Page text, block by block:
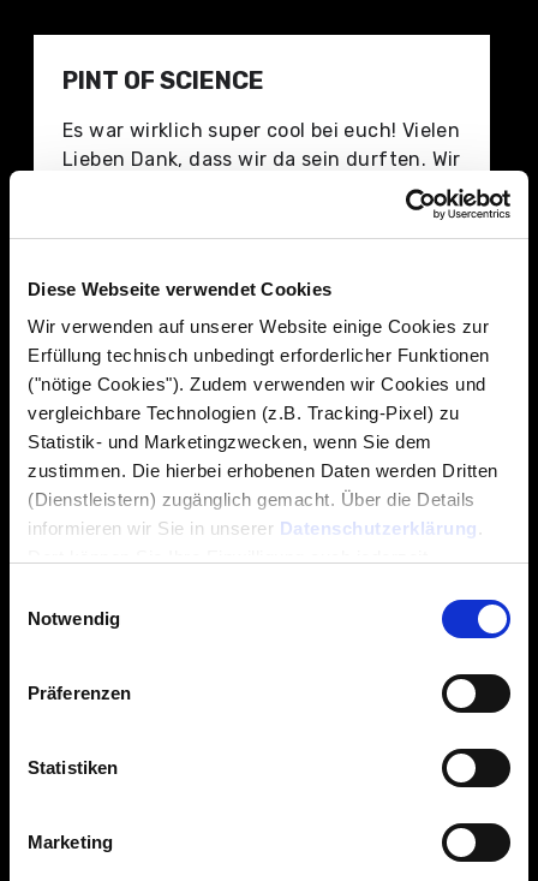
Diese Webseite verwendet Cookies
Wir verwenden auf unserer Website einige Cookies zur
Erfüllung technisch unbedingt erforderlicher Funktionen
("nötige Cookies"). Zudem verwenden wir Cookies und
vergleichbare Technologien (z.B. Tracking-Pixel) zu
Statistik- und Marketingzwecken, wenn Sie dem
zustimmen. Die hierbei erhobenen Daten werden Dritten
(Dienstleistern) zugänglich gemacht. Über die Details
informieren wir Sie in unserer Datenschutzerklärung .
Notwendig
Präferenzen
Statistiken
Marketing
PINT OF SCIENCE
Es war wirklich super cool bei euch! Vielen
Lieben Dank, dass wir da sein durften. Wir
haben super positives Feedback von den
Speakern und den Besuchern bekommen.
Das technische Setup war wirklich super